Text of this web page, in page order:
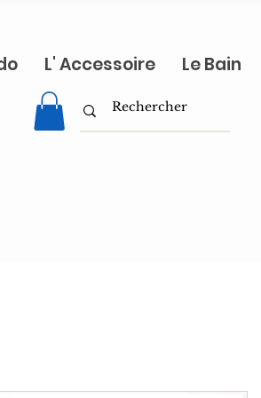
L' Accessoire Le Bain